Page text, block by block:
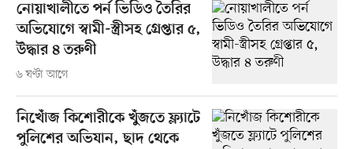
নোয়াখালীতে পর্ন ভিডিও তৈরির
অভিযোগে স্বামী-স্ত্রীসহ গ্রেপ্তার ৫,
উদ্ধার ৪ তরুণী
৬ ঘণ্টা আগে
নিখোঁজ কিশোরীকে খুঁজতে ফ্ল্যাটে
পুলিশের অভিযান, ছাদ থেকে